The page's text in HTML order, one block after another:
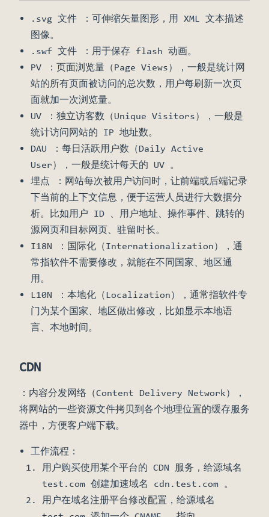
.svg 文件 ：可伸缩矢量图形，用 XML 文本描述
图像。
.swf 文件 ：用于保存 flash 动画。
PV ：页面浏览量（Page Views），一般是统计网
站的所有页面被访问的总次数，用户每刷新一次页
面就加一次浏览量。
UV ：独立访客数（Unique Visitors），一般是
统计访问网站的 IP 地址数。
DAU ：每日活跃用户数（Daily Active
User），一般是统计每天的 UV 。
埋点 ：网站每次被用户访问时，让前端或后端记录
下当前的上下文信息，便于运营人员进行大数据分
析。比如用户 ID 、用户地址、操作事件、跳转的
源网页和目标网页、驻留时长。
I18N ：国际化（Internationalization），通
常指软件不需要修改，就能在不同国家、地区通
用。
L10N ：本地化（Localization），通常指软件专
门为某个国家、地区做出修改，比如显示本地语
言、本地时间。
CDN
：内容分发网络（Content Delivery Network），
将网站的一些资源文件拷贝到各个地理位置的缓存服务
器中，方便客户端下载。
工作流程：
用户购买使用某个平台的 CDN 服务，给源域名
test.com 创建加速域名 cdn.test.com 。
用户在域名注册平台修改配置，给源域名